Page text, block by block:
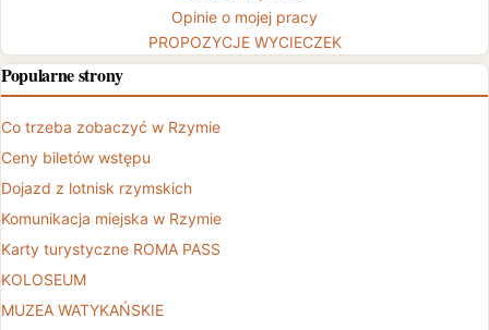
Opinie o mojej pracy
PROPOZYCJE WYCIECZEK
Popularne strony
Co trzeba zobaczyć w Rzymie
Ceny biletów wstępu
Dojazd z lotnisk rzymskich
Komunikacja miejska w Rzymie
Karty turystyczne ROMA PASS
KOLOSEUM
MUZEA WATYKAŃSKIE